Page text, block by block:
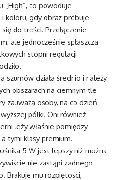
„High”, co powoduje
koloru, gdy obraz próbuje
do treści. Przełączenie
ale jednocześnie spłaszcza
stopni regulacji
szumów działa średnio i należy
obszarach na ciemnym tle
zauważą osoby, na co dzień
półki. Oni również
leży właśnie pomiędzy
tymi klasy premium.
5 W jest lepszy niż można
nie zastąpi żadnego
Brakuje mu rozpiętości,